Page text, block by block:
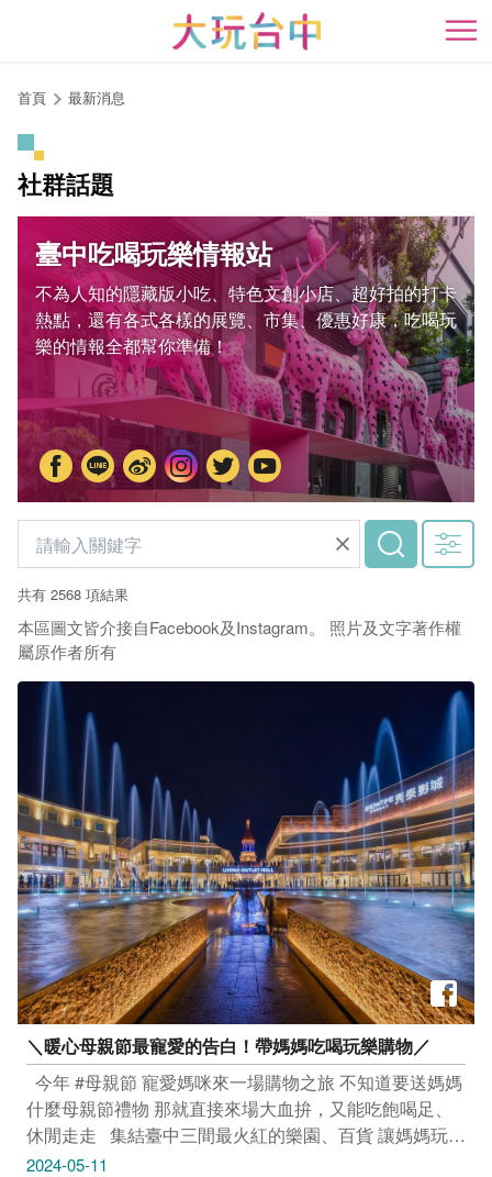
開
首頁 最新消息
社群話題
臺中吃喝玩樂情報站
不為人知的隱藏版小吃、特色文創小店、超好拍的打卡
熱點，還有各式各樣的展覽、市集、優惠好康，吃喝玩
樂的情報全都幫你準備！
共有 2568 項結果
本區圖文皆介接自Facebook及Instagram。 照片及文字著作權
屬原作者所有
＼暖心母親節最寵愛的告白！帶媽媽吃喝玩樂購物／
​ ​ 今年 #母親節 寵愛媽咪來一場購物之旅 不知道要送媽媽
什麼母親節禮物 那就直接來場大血拚，又能吃飽喝足、
休閒走走 ​ ​ 集結臺中三間最火紅的樂園、百貨 讓媽媽玩得
開心、買的快樂、笑得像孩子一樣
2024-05-11